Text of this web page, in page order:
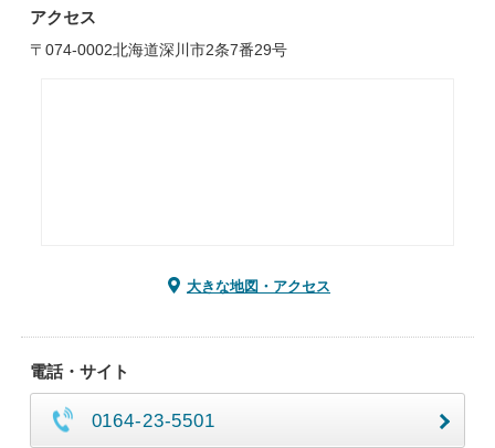
アクセス
〒074-0002北海道深川市2条7番29号
大きな地図・アクセス
電話・サイト
0164-23-5501